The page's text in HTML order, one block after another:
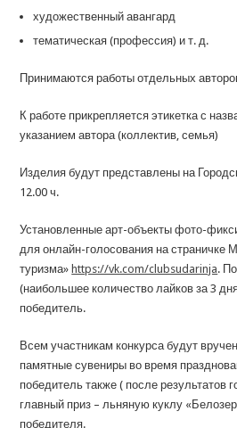
художественный авангард
тематическая (профессия) и т. д.
Принимаются работы отдельных
К работе прикрепляется этикетка с
указанием автора (коллектив, семья)
Изделия будут представлены на
12.00 ч.
Установленные арт-объекты фото-
для онлайн-голосования на страничке
туризма» https://vk.com/clubsudarinja.
(наибольшее количество лайков за 3
победитель.
Всем участникам конкурса будут
памятные сувениры во время
победитель также ( после результатов
главный приз – льняную куклу
победителя.